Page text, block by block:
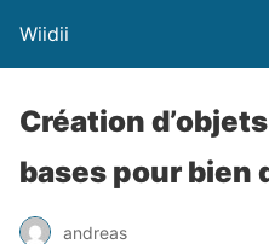
Wiidii
Création
bases pour bien
andreas